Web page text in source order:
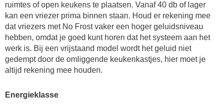
ruimtes of open keukens te plaatsen. Vanaf 40 db of lager
kan een vriezer prima binnen staan. Houd er rekening mee
dat vriezers met No Frost vaker een hoger geluidsniveau
hebben, omdat je goed kunt horen dat het systeem aan het
werk is. Bij een vrijstaand model wordt het geluid niet
gedempt door de omliggende keukenkastjes, hier moet je
altijd rekening mee houden.
Energieklasse